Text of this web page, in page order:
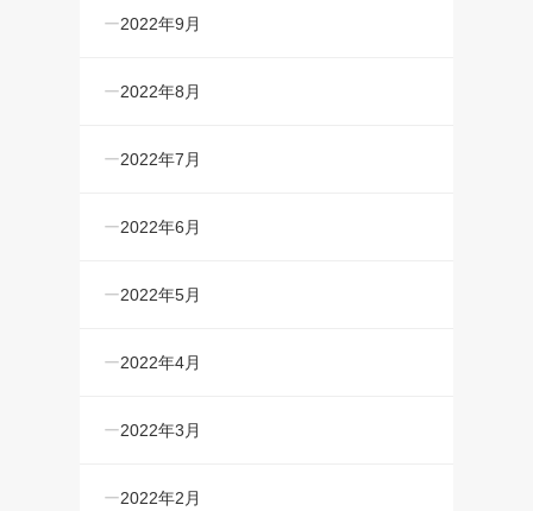
2022年9月
2022年8月
2022年7月
2022年6月
2022年5月
2022年4月
2022年3月
2022年2月